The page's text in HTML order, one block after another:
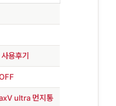
용후기
ultra 먼지통